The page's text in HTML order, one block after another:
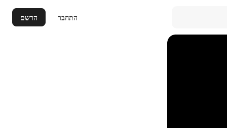
התחבר הרשם